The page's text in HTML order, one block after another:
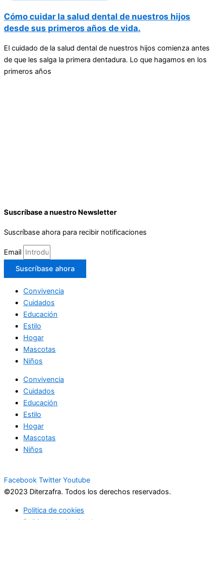
Cómo cuidar la salud dental de nuestros hijos
desde sus primeros años de vida.
El cuidado de la salud dental de nuestros hijos comienza antes
de que les salga la primera dentadura. Lo que hagamos en los
primeros años
Suscríbase a nuestro Newsletter
Suscríbase ahora para recibir notificaciones
Email
Suscríbase ahora
Convivencia
Cuidados
Educación
Estilo
Hogar
Mascotas
Niños
Convivencia
Cuidados
Educación
Estilo
Hogar
Mascotas
Niños
Facebook Twitter Youtube
©2023 Diterzafra. Todos los derechos reservados.
Politica de cookies
Politica de privacidad